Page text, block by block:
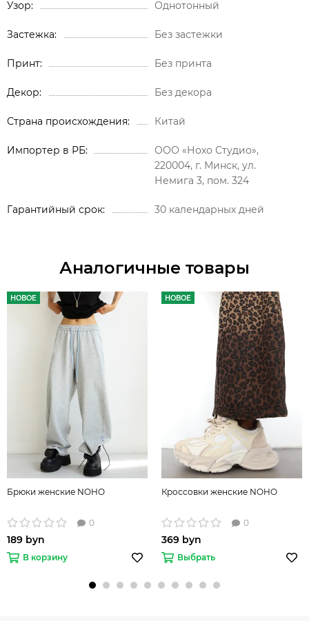
Узор Однотонный
Застежка Без застежки
Принт Без принта
Декор Без декора
Страна происхождения Китай
Импортер в РБ
ООО «Нохо Студио»,
220004, г. Минск, ул.
Немига 3, пом. 324
Гарантийный срок 30 календарных дней
Аналогичные товары
НОВОЕ
Брюки женские NOHO
0
189 byn
В корзину
НОВОЕ
Кроссовки женские NOHO
0
369 byn
Выбрать